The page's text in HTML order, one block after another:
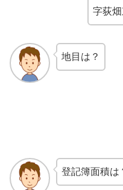
字荻
地目は？
登記簿面積は